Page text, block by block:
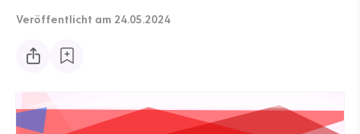
Veröffentlicht am 24.05.2024